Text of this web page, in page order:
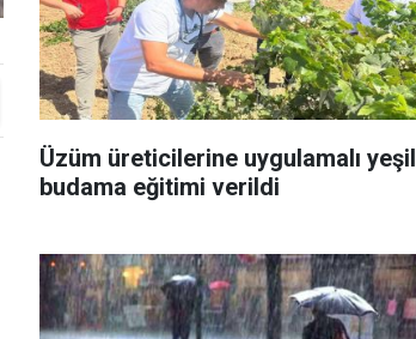
Üzüm üreticilerine uygulamalı yeşil
budama eğitimi verildi